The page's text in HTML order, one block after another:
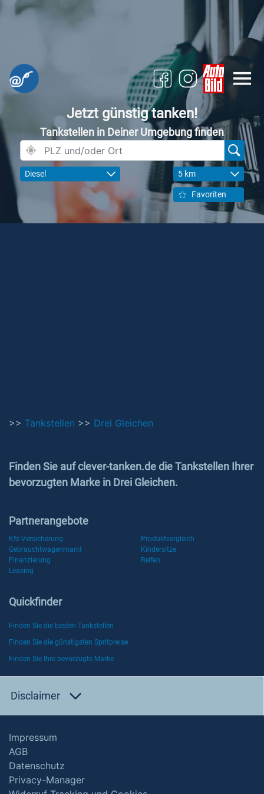
Jetzt günstig tanken!
Tankstellen in Deiner Umgebung finden
Diesel 5 km
Favoriten
>> Tankstellen >> Drei Gleichen
Finden Sie auf clever-tanken.de die Tankstellen Ihrer
bevorzugten Marke in Drei Gleichen.
Partnerangebote
Kfz-Versicherung
Produktvergleich
Gebrauchtwagenmarkt
Kindersitze
Finanzierung
Reifen
Leasing
Quickfinder
Finden Sie die besten Tankstellen
Finden Sie die günstigsten Spritpreise
Finden Sie Ihre bevorzugte Marke
Disclaimer
Impressum
AGB
Datenschutz
Privacy-Manager